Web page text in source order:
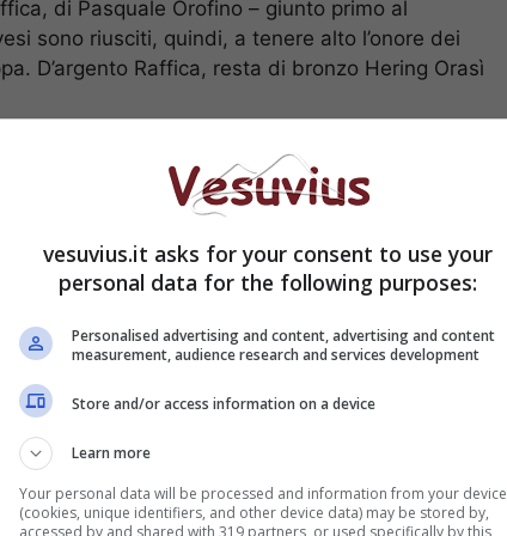
di Pasquale Orofino – giunto primo al
sono riusciti, quindi, a tenere alto l’onore dei
D’argento Raffica, resta di bronzo Hering Orasì
Italiano Assoluto, Vlag, di Salvatore
diverse lunghezze dietro i sui avversari
“ Sono le condizioni ideali di Vlag” ha
del Vismara 34, che si è inoltre complimentato
di Regata, presieduto da Alfredo Ricci,
calo d’aria. In testa alla classifica della
nulla ha potuto sull’aggressivo Angry Red
in ritardo, è riuscito a recuperare brillantemente
prova del giorno e conquistando il podio della
Giordano.
Patricia, di Domenico Buonomo, seguito da
De Martino.
di Paolo Cian, signore del match race, che
vesuvius.it asks for your consent to use your
personal data for the following purposes:
Personalised advertising and content, advertising and content
measurement, audience research and services development
Store and/or access information on a device
Learn more
Your personal data will be processed and information from your device
(cookies, unique identifiers, and other device data) may be stored by,
accessed by and shared with 319 partners, or used specifically by this